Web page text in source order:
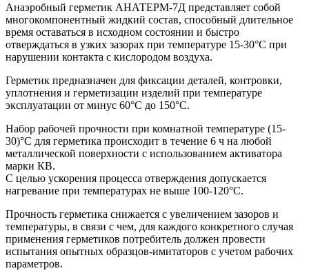
Анаэробный герметик АНАТЕРМ-7Д представляет собой
многокомпонентный жидкий состав, способный длительное
время оставаться в исходном состоянии и быстро
отверждаться в узких зазорах при температуре 15-30°С при
нарушении контакта с кислородом воздуха.
Герметик предназначен для фиксации деталей, контровки,
уплотнения и герметизации изделий при температуре
эксплуатации от минус 60°С до 150°С.
Набор рабочей прочности при комнатной температуре (15-
30)°С для герметика происходит в течение 6 ч на любой
металлической поверхности с использованием активатора
марки КВ.
С целью ускорения процесса отверждения допускается
нагревание при температурах не выше 100-120°С.
Прочность герметика снижается с увеличением зазоров и
температуры, в связи с чем, для каждого конкретного случая
применения герметиков потребитель должен провести
испытания опытных образцов-имитаторов с учетом рабочих
параметров.